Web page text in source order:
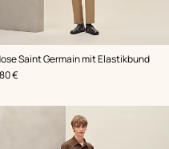
Saint Germain mit Elastikbund
:
Natur
€